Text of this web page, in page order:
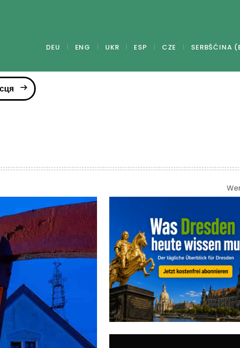
DEU ENG UKR ESP CZE SERBŠĆINA